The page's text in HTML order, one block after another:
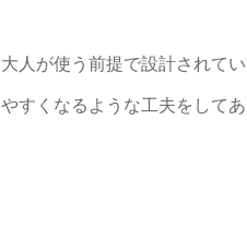
人が使う前提で設計されてい
すくなるような工夫をしてあ